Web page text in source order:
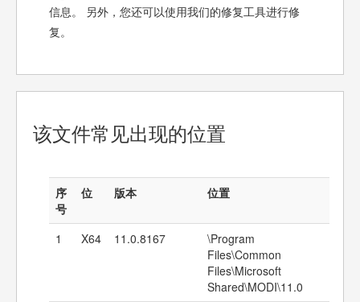
信息。 另外，您还可以使用我们的修复工具进行修
复。
该文件常见出现的位置
序
号
位 版本 位置
1 X64 11.0.8167
\Program
Files\Common
Files\Microsoft
Shared\MODI\11.0